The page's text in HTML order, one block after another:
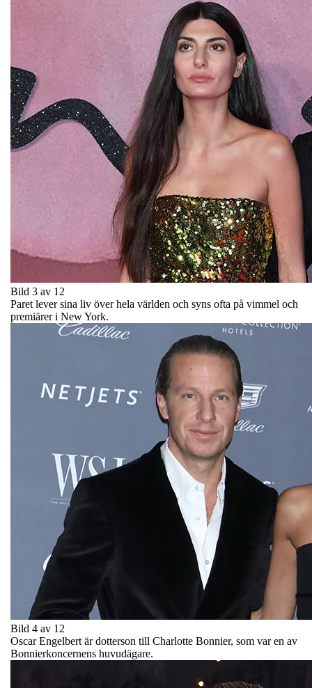
Bild 3 av 12
Paret lever sina liv över hela världen och syns ofta på vimmel och
premiärer i New York.
Bild 4 av 12
Oscar Engelbert är dotterson till Charlotte Bonnier, som var en av
Bonnierkoncernens huvudägare.